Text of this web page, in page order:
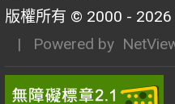
版權所有 © 2000 - 2026
| Powered by